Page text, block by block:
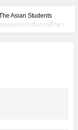
Asian Students
มูลของสถาบันการศึกษา
ปริญญา・วิทยาลัย
ศึกษาเช่นจำนวนคนที่รับ
สถานที่,การเดินทาง
ยาศัย